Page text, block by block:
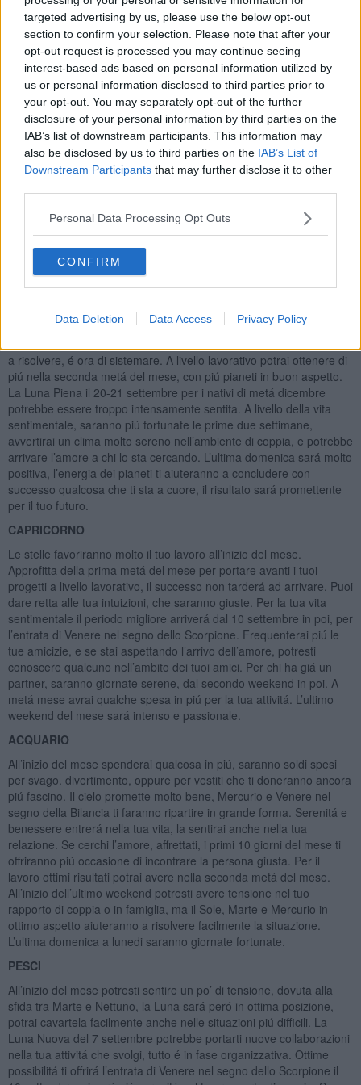
targeted advertising by us, please use the below opt-out
section to confirm your selection. Please note that after your
opt-out request is processed you may continue seeing
interest-based ads based on personal information utilized by
us or personal information disclosed to third parties prior to
your opt-out. You may separately opt-out of the further
disclosure of your personal information by third parties on the
IAB’s list of downstream participants. This information may
also be disclosed by us to third parties on the IAB’s List of
Downstream Participants that may further disclose it to other
Personal Data Processing Opt Outs
CONFIRM
Data Deletion Data Access Privacy Policy
sparire misteriosamente con o senza il tuo permesso. Ottime
possibilitá ti offrirá la Luna in buon aspetto con vari pianeti l’ultima
domenica, lunedí e martedí del mese.
SCORPIONE
Settembre parte positivo, con Marte in buon aspetto fino alla metá
del mese. Se devi intraprendere una nuova strada nell’ambito
lavorativo, sará buono a darsi da fare nelle prime settimane. I nativi
di inizio novembre potrebbero trovare qualche ostacolo da
superare. Il primo weekend sará un po’ piú stressante, ma lunedí
dopo, con la Luna Nuova in buon aspetto, ripartirai con energie
tuo segno, ti sentirai fiducioso e sereno, la tua eventuale relazione
sará piú soddisfacente. A parte venerdi del terzo e del quarto
weekend, che potrebbe portare tensione, tutto il mese avrai il
meglio dal pianeta, ai single non mancherá l’occasione di fare
nuove conoscenze. Negli ultimi due giorni del mese la Luna sará
favorevole per l’intesa interpersonale.
Mercurio, che ultimamente era un po’ diffidente con te, dall’inizio
a risolvere, é ora di sistemare. A livello lavorativo potrai ottenere di
piú nella seconda metá del mese, con piú pianeti in buon aspetto.
La Luna Piena il 20-21 settembre per i nativi di metá dicembre
potrebbe essere troppo intensamente sentita. A livello della vita
sentimentale, saranno piú fortunate le prime due settimane,
avvertirai un clima molto sereno nell’ambiente di coppia, e potrebbe
arrivare l’amore a chi lo sta cercando. L’ultima domenica sará molto
positiva, l’energia dei pianeti ti aiuteranno a concludere con
successo qualcosa che ti sta a cuore, il risultato sará promettente
per il tuo futuro.
CAPRICORNO
Le stelle favoriranno molto il tuo lavoro all’inizio del mese.
Approfitta della prima metá del mese per portare avanti i tuoi
progetti a livello lavorativo, il successo non tarderá ad arrivare. Puoi
dare retta alle tua intuizioni, che saranno giuste. Per la tua vita
sentimentale il periodo migliore arriverá dal 10 settembre in poi, per
l’entrata di Venere nel segno dello Scorpione. Frequenterai piú le
tue amicizie, e se stai aspettando l’arrivo dell’amore, potresti
conoscere qualcuno nell’ambito dei tuoi amici. Per chi ha giá un
partner, saranno giornate serene, dal secondo weekend in poi. A
metá mese avrai qualche spesa in piú per la tua attivitá. L’ultimo
weekend del mese sará intenso e passionale.
ACQUARIO
All’inizio del mese spenderai qualcosa in piú, saranno soldi spesi
per svago. divertimento, oppure per vestiti che ti doneranno ancora
piú fascino. Il cielo promette molto bene, Mercurio e Venere nel
segno della Bilancia ti faranno ripartire in grande forma. Serenitá e
benessere entrerá nella tua vita, la sentirai anche nella tua
relazione. Se cerchi l’amore, affrettati, i primi 10 giorni del mese ti
offriranno piú occasione di incontrare la persona giusta. Per il
lavoro ottimi risultati potrai avere nella seconda metá del mese.
All’inizio dell’ultimo weekend potresti avere tensione nel tuo
rapporto di coppia o in famiglia, ma il Sole, Marte e Mercurio in
ottimo aspetto aiuteranno a risolvere facilmente la situazione.
L’ultima domenica a lunedi saranno giornate fortunate.
PESCI
All’inizio del mese potresti sentire un po’ di tensione, dovuta alla
sfida tra Marte e Nettuno, la Luna sará peró in ottima posizione,
potrai cavartela facilmente anche nelle situazioni piú difficili. La
Luna Nuova del 7 settembre potrebbe portarti nuove collaborazioni
nella tua attivitá che svolgi, tutto é in fase organizzativa. Ottime
possibilitá ti offrirá l’entrata di Venere nel segno dello Scorpione il